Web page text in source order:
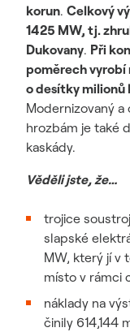
korun. Celkový
1425 MW, tj.
Dukovany. Při
poměrech vyrobí
o desítky
Modernizovaný
hrozbám je také
kaskády.
Věděli jste, že…
trojice
slapské
MW, který jí v
místo v rámci
náklady na
činily 614,144